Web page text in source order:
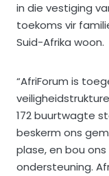
in die vestiging
toekoms vir
Suid-Afrika woon.
“AfriForum is
172 buurtwagte
beskerm ons
plase, en bou ons
ondersteuning.